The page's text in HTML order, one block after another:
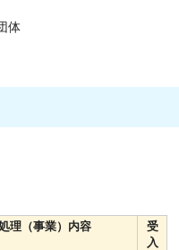
体
理（事業）内容
受
入